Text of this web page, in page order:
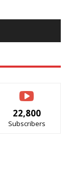
22,800
Subscribers